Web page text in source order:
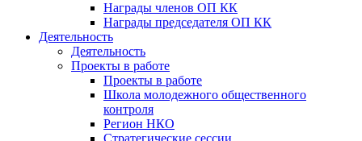
Награды членов ОП КК
Награды председателя ОП КК
Деятельность
Деятельность
Проекты в работе
Проекты в работе
Школа молодежного общественного
контроля
Регион НКО
Стратегические сессии